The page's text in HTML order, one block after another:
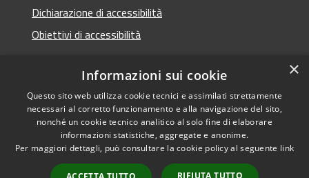
Dichiarazione di accessibilità
Obiettivi di accessibilità
RSS
Accessibilità
Cookie
Mappa del sito
Copyright © 2026 • Comune di
Termini Imerese • Powered
byMunicipium•
redazione
×
Informazioni sui cookie
Questo sito web utilizza cookie tecnici e assimilati strettamente
necessari al corretto funzionamento e alla navigazione del sito,
nonché un cookie tecnico analitico al solo fine di elaborare
informazioni statistiche, aggregate e anonime.
Per maggiori dettagli, può consultare la cookie policy al seguente link
RIFIUTA TUTTO